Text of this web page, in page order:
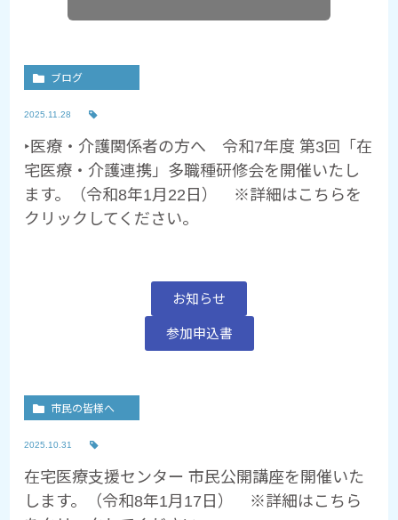
ブログ
2025.11.28
‣医療・介護関係者の方へ 令和7年度 第3回「在
宅医療・介護連携」多職種研修会を開催いたし
ます。（令和8年1月22日） ※詳細はこちらを
クリックしてください。
お知らせ
参加申込書
市民の皆様へ
2025.10.31
在宅医療支援センター 市民公開講座を開催いた
します。（令和8年1月17日） ※詳細はこちら